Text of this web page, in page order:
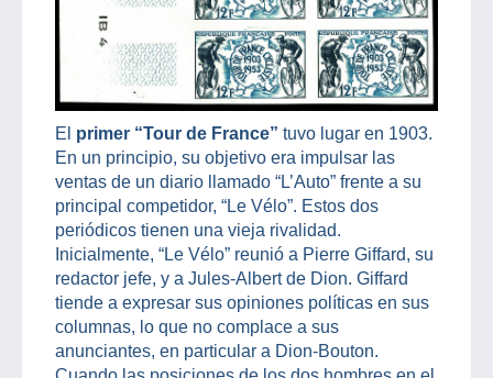
El primer “Tour de France” tuvo lugar en 1903.
En un principio, su objetivo era impulsar las
ventas de un diario llamado “L’Auto” frente a su
principal competidor, “Le Vélo”. Estos dos
periódicos tienen una vieja rivalidad.
Inicialmente, “Le Vélo” reunió a Pierre Giffard, su
redactor jefe, y a Jules-Albert de Dion. Giffard
tiende a expresar sus opiniones políticas en sus
columnas, lo que no complace a sus
anunciantes, en particular a Dion-Bouton.